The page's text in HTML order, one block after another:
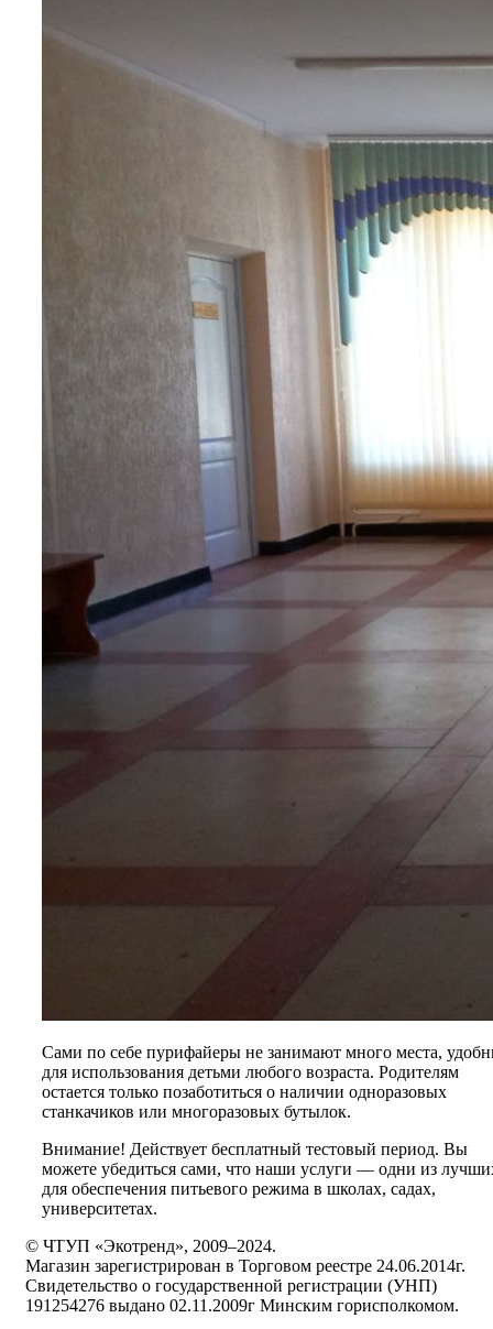
Сами по себе пурифайеры не занимают много места,
для использования детьми любого возраста. Родителям
остается только позаботиться о наличии одноразовых
станкачиков или многоразовых бутылок.
Внимание! Действует бесплатный тестовый период. Вы
можете убедиться сами, что наши услуги — одни из
для обеспечения питьевого режима в школах, садах,
университетах.
© ЧТУП «Экотренд», 2009–2024.
Магазин зарегистрирован в Торговом реестре 24.06.2014г.
Свидетельство о государственной регистрации (УНП)
191254276 выдано 02.11.2009г Минским горисполкомом.